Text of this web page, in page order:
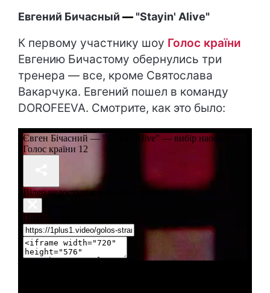
Евгений Бичасный — "Stayin' Alive"
К первому участнику шоу Голос країни
Евгению Бичастому обернулись три
тренера — все, кроме Святослава
Вакарчука. Евгений пошел в команду
DOROFEEVA. Смотрите, как это было: